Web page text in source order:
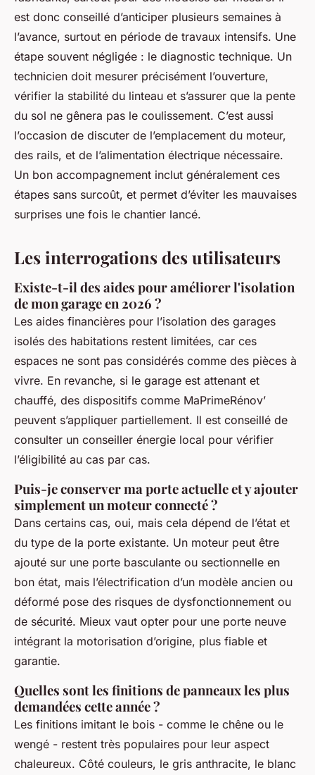
est donc conseillé d’anticiper plusieurs semaines à
l’avance, surtout en période de travaux intensifs. Une
étape souvent négligée : le diagnostic technique. Un
technicien doit mesurer précisément l’ouverture,
vérifier la stabilité du linteau et s’assurer que la pente
du sol ne gênera pas le coulissement. C’est aussi
l’occasion de discuter de l’emplacement du moteur,
des rails, et de l’alimentation électrique nécessaire.
Un bon accompagnement inclut généralement ces
étapes sans surcoût, et permet d’éviter les mauvaises
surprises une fois le chantier lancé.
Les interrogations des utilisateurs
Existe-t-il des aides pour améliorer l'isolation
de mon garage en 2026 ?
Les aides financières pour l’isolation des garages
isolés des habitations restent limitées, car ces
espaces ne sont pas considérés comme des pièces à
vivre. En revanche, si le garage est attenant et
chauffé, des dispositifs comme MaPrimeRénov’
peuvent s’appliquer partiellement. Il est conseillé de
consulter un conseiller énergie local pour vérifier
l’éligibilité au cas par cas.
Puis-je conserver ma porte actuelle et y ajouter
simplement un moteur connecté ?
Dans certains cas, oui, mais cela dépend de l’état et
du type de la porte existante. Un moteur peut être
ajouté sur une porte basculante ou sectionnelle en
bon état, mais l’électrification d’un modèle ancien ou
déformé pose des risques de dysfonctionnement ou
de sécurité. Mieux vaut opter pour une porte neuve
intégrant la motorisation d’origine, plus fiable et
garantie.
Quelles sont les finitions de panneaux les plus
demandées cette année ?
Les finitions imitant le bois - comme le chêne ou le
wengé - restent très populaires pour leur aspect
chaleureux. Côté couleurs, le gris anthracite, le blanc